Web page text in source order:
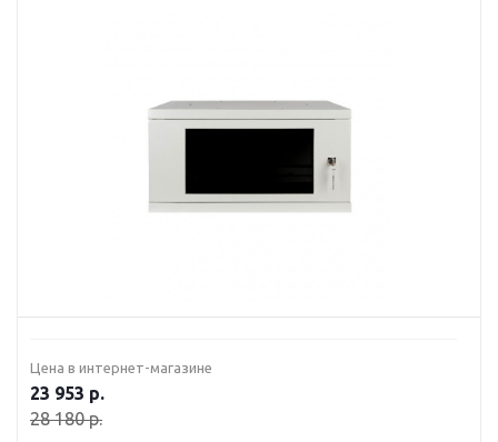
Цена в интернет-магазине
23 953 р.
28 180р.